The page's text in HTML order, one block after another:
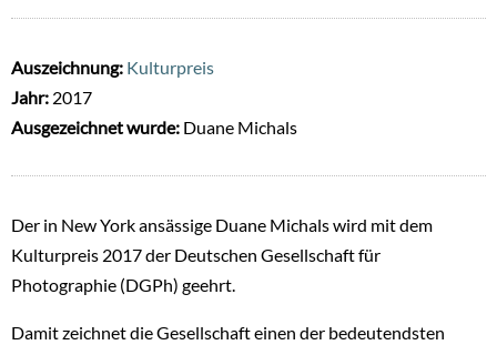
Auszeichnung: Kulturpreis
Jahr: 2017
Ausgezeichnet wurde: Duane Michals
Der in New York ansässige Duane Michals wird mit dem
Kulturpreis 2017 der Deutschen Gesellschaft für
Photographie (DGPh) geehrt.
Damit zeichnet die Gesellschaft einen der bedeutendsten